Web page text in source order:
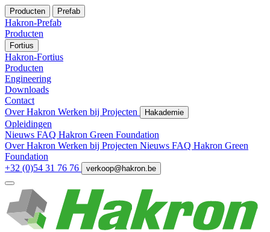
Producten Prefab
Hakron-Prefab
Producten
Fortius
Hakron-Fortius
Producten
Engineering
Downloads
Contact
Over Hakron Werken bij Projecten Hakademie
Opleidingen
Nieuws FAQ Hakron Green Foundation
Over Hakron Werken bij Projecten Nieuws FAQ Hakron Green
Foundation
+32 (0)54 31 76 76
verkoop@hakron.be